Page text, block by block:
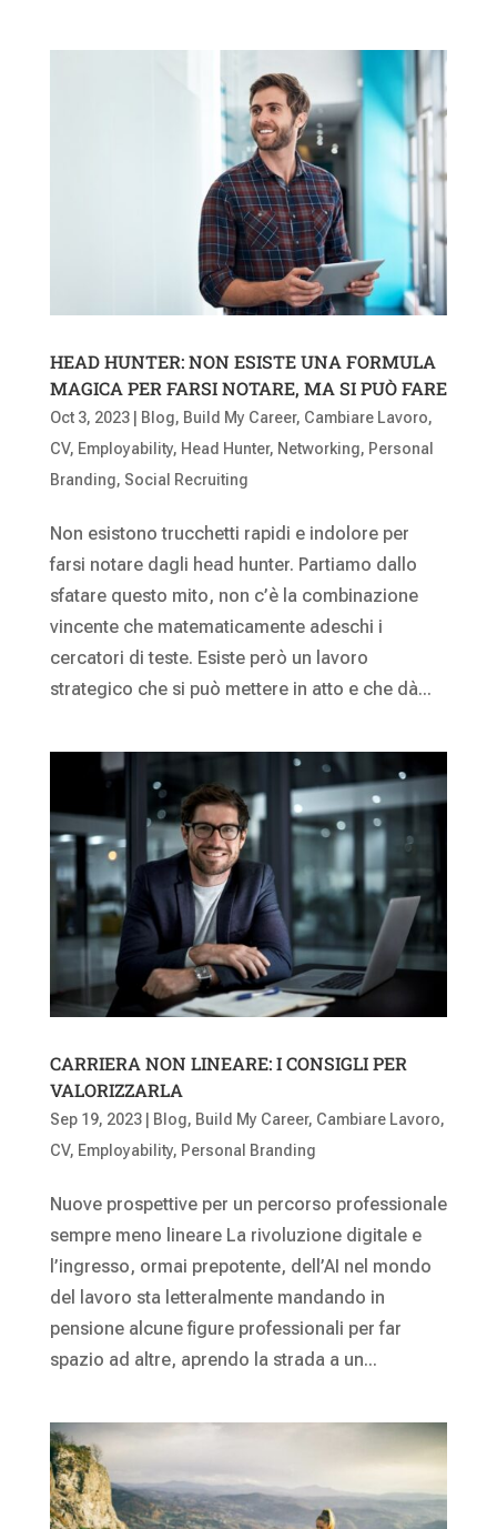
HEAD HUNTER: NON ESISTE UNA FORMULA
MAGICA PER FARSI NOTARE, MA SI PUÒ FARE
Oct 3, 2023| Blog, Build My Career, Cambiare Lavoro,
CV, Employability, Head Hunter, Networking, Personal
Branding, Social Recruiting
Non esistono trucchetti rapidi e indolore per
farsi notare dagli head hunter. Partiamo dallo
sfatare questo mito, non c’è la combinazione
vincente che matematicamente adeschi i
cercatori di teste. Esiste però un lavoro
strategico che si può mettere in atto e che dà...
CARRIERA NON LINEARE: I CONSIGLI PER
VALORIZZARLA
Sep 19, 2023| Blog, Build My Career, Cambiare Lavoro,
CV, Employability, Personal Branding
Nuove prospettive per un percorso professionale
sempre meno lineare La rivoluzione digitale e
l’ingresso, ormai prepotente, dell’AI nel mondo
del lavoro sta letteralmente mandando in
pensione alcune figure professionali per far
spazio ad altre, aprendo la strada a un...